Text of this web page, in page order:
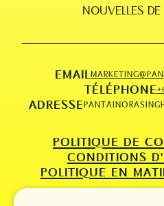
NOUVELLES
POLITIQUE DE
CONDITIONS
POLITIQUE EN
EMAIL
TÉLÉPHONE
ADRESSE